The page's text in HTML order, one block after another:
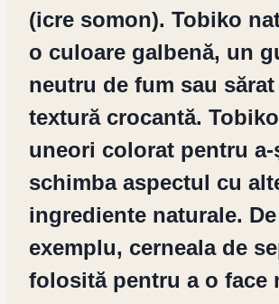
(icre somon). Tobiko
o culoare galbenă, un
neutru de fum sau
textură crocantă.
uneori colorat pentru a-
schimba aspectul cu
ingrediente naturale. De
exemplu, cerneala de
folosită pentru a o face